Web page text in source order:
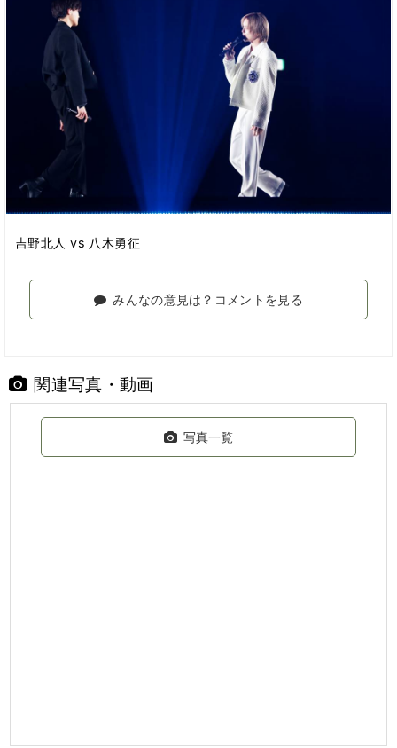
吉野北人 vs 八木勇征
みんなの意見は？コメントを見る
関連写真・動画
写真一覧